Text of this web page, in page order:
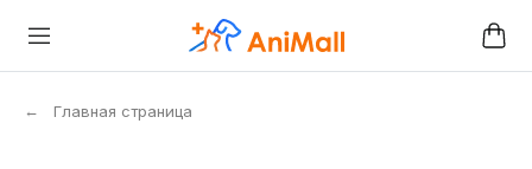
← Главная страница